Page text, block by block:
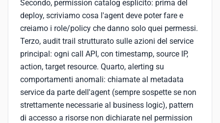
Secondo, permission catalog esplicito: prima del
deploy, scriviamo cosa l'agent deve poter fare e
creiamo i role/policy che danno solo quei permessi.
Terzo, audit trail strutturato sulle azioni del service
principal: ogni call API, con timestamp, source IP,
action, target resource. Quarto, alerting su
comportamenti anomali: chiamate al metadata
service da parte dell'agent (sempre sospette se non
strettamente necessarie al business logic), pattern
di accesso a risorse non dichiarate nel permission